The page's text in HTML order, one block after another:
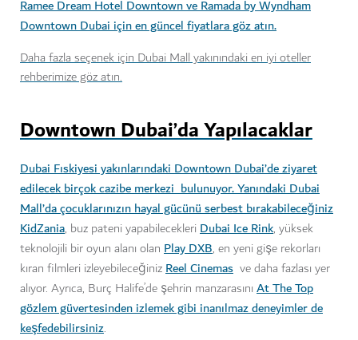
Ramee Dream Hotel Downtown ve Ramada by Wyndham
Downtown Dubai için en güncel fiyatlara göz atın.
Daha fazla seçenek için Dubai Mall yakınındaki en iyi oteller
rehberimize göz atın.
Downtown Dubai’da Yapılacaklar
Dubai Fıskiyesi yakınlarındaki Downtown Dubai’de ziyaret
edilecek birçok cazibe merkezi bulunuyor. Yanındaki Dubai
Mall’da çocuklarınızın hayal gücünü serbest bırakabileceğiniz
KidZania, buz pateni yapabilecekleri Dubai Ice Rink, yüksek
teknolojili bir oyun alanı olan Play DXB, en yeni gişe rekorları
kıran filmleri izleyebileceğinizReel Cinemas ve daha fazlası yer
alıyor. Ayrıca, Burç Halife’de şehrin manzarasını At The Top
gözlem güvertesinden izlemek gibi inanılmaz deneyimler de
keşfedebilirsiniz.